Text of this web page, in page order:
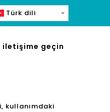
Türk dili
iletişime geçin
kullanımdaki